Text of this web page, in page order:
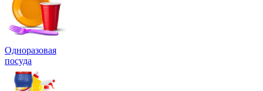
Одноразовая
посуда